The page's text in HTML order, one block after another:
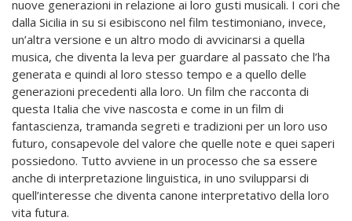
nuove generazioni in relazione ai loro gusti musicali. I cori che
dalla Sicilia in su si esibiscono nel film testimoniano, invece,
un’altra versione e un altro modo di avvicinarsi a quella
musica, che diventa la leva per guardare al passato che l’ha
generata e quindi al loro stesso tempo e a quello delle
generazioni precedenti alla loro. Un film che racconta di
questa Italia che vive nascosta e come in un film di
fantascienza, tramanda segreti e tradizioni per un loro uso
futuro, consapevole del valore che quelle note e quei saperi
possiedono. Tutto avviene in un processo che sa essere
anche di interpretazione linguistica, in uno svilupparsi di
quell’interesse che diventa canone interpretativo della loro
vita futura.